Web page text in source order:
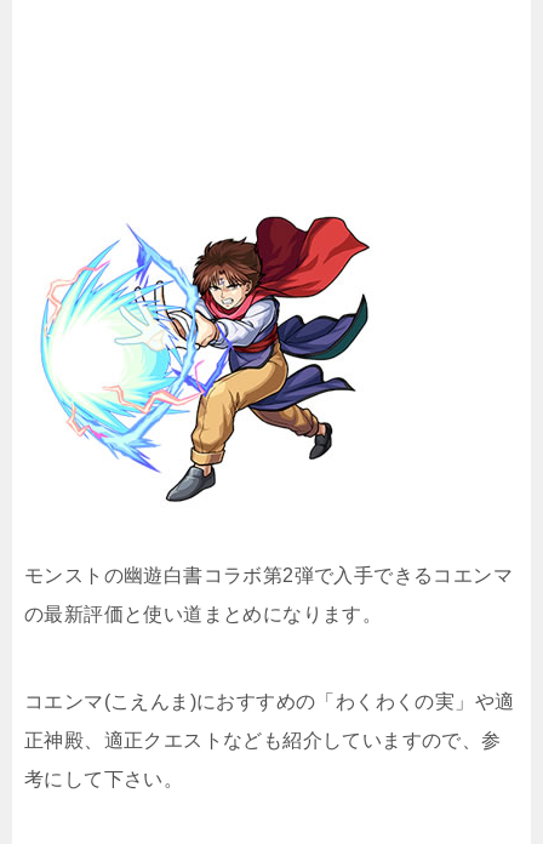
モンストの幽遊白書コラボ第2弾で入手できるコエンマ
の最新評価と使い道まとめになります。
コエンマ(こえんま)におすすめの「わくわくの実」や適
正神殿、適正クエストなども紹介していますので、参
考にして下さい。